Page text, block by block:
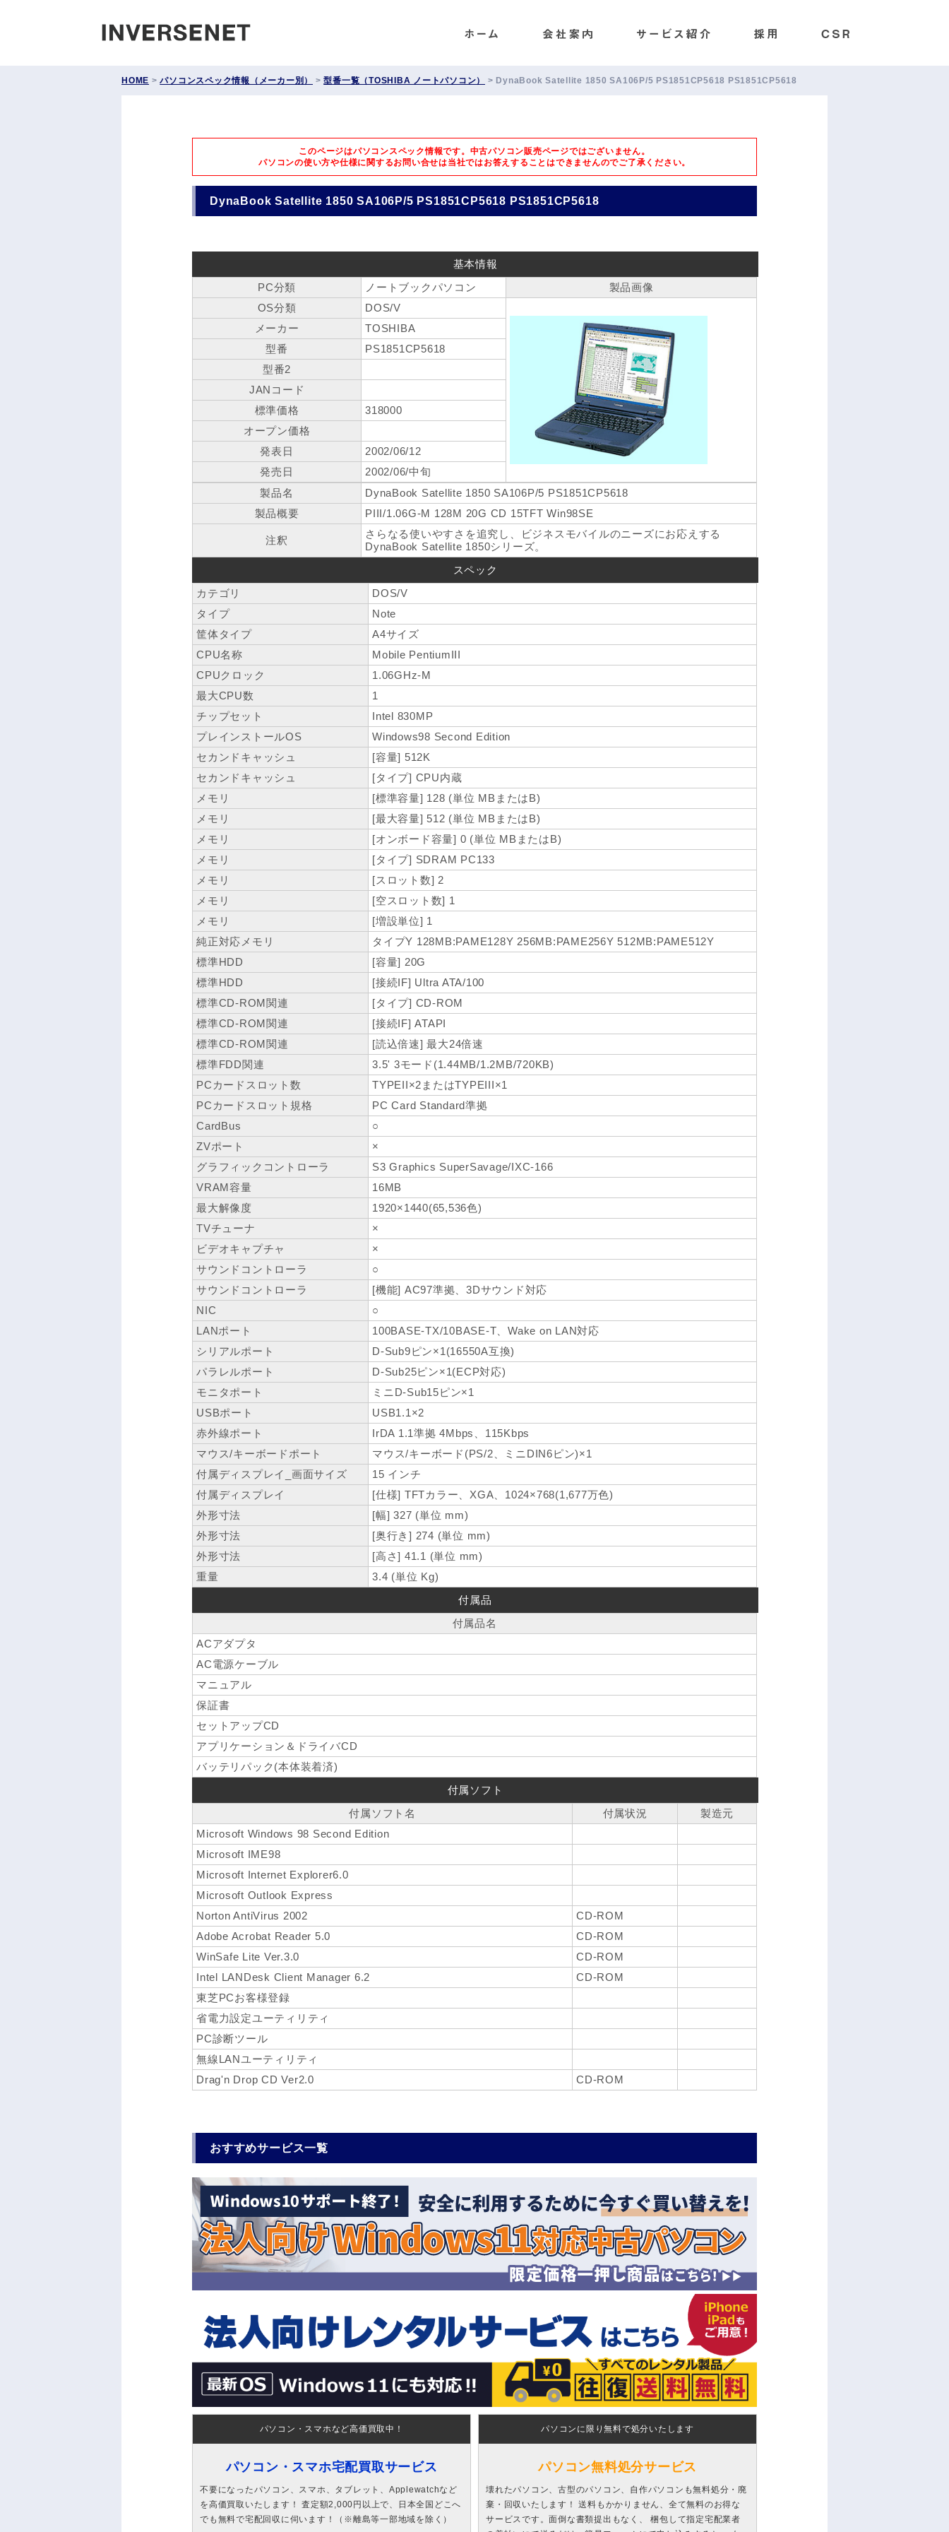
HOME >パソコンスペック情報（メーカー別） >型番一覧（TOSHIBA ノートパソコン） > DynaBook Satellite 1850 SA106P/5 PS1851CP5618 PS1851CP5618
このページはパソコンスペック情報です。中古パソコン販売ページではございません。
パソコンの使い方や仕様に関するお問い合せは当社ではお答えすることはできませんのでご了承ください。
DynaBook Satellite 1850 SA106P/5 PS1851CP5618 PS1851CP5618
基本情報
PC分類
ノートブックパソコン
製品画像
OS分類
DOS/V
メーカー
TOSHIBA
型番
PS1851CP5618
型番2
JANコード
標準価格
318000
オープン価格
発表日
2002/06/12
発売日
2002/06/中旬
製品名
DynaBook Satellite 1850 SA106P/5 PS1851CP5618
製品概要
PIII/1.06G-M 128M 20G CD 15TFT Win98SE
注釈
さらなる使いやすさを追究し、ビジネスモバイルのニーズにお応えする
DynaBook Satellite 1850シリーズ。
スペック
カテゴリ
DOS/V
タイプ
Note
筐体タイプ
A4サイズ
CPU名称
Mobile PentiumIII
CPUクロック
1.06GHz-M
最大CPU数
1
チップセット
Intel 830MP
プレインストールOS
Windows98 Second Edition
セカンドキャッシュ
[容量] 512K
セカンドキャッシュ
[タイプ] CPU内蔵
メモリ
[標準容量] 128 (単位 MBまたはB)
メモリ
[最大容量] 512 (単位 MBまたはB)
メモリ
[オンボード容量] 0 (単位 MBまたはB)
メモリ
[タイプ] SDRAM PC133
メモリ
[スロット数] 2
メモリ
[空スロット数] 1
メモリ
[増設単位] 1
純正対応メモリ
タイプY 128MB:PAME128Y 256MB:PAME256Y 512MB:PAME512Y
標準HDD
[容量] 20G
標準HDD
[接続IF] Ultra ATA/100
標準CD-ROM関連
[タイプ] CD-ROM
標準CD-ROM関連
[接続IF] ATAPI
標準CD-ROM関連
[読込倍速] 最大24倍速
標準FDD関連
3.5' 3モード(1.44MB/1.2MB/720KB)
PCカードスロット数
TYPEII×2またはTYPEIII×1
PCカードスロット規格
PC Card Standard準拠
CardBus
○
ZVポート
×
グラフィックコントローラ
S3 Graphics SuperSavage/IXC-166
VRAM容量
16MB
最大解像度
1920×1440(65,536色)
TVチューナ
×
ビデオキャプチャ
×
サウンドコントローラ
○
サウンドコントローラ
[機能] AC97準拠、3Dサウンド対応
NIC
○
LANポート
100BASE-TX/10BASE-T、Wake on LAN対応
シリアルポート
D-Sub9ピン×1(16550A互換)
パラレルポート
D-Sub25ピン×1(ECP対応)
モニタポート
ミニD-Sub15ピン×1
USBポート
USB1.1×2
赤外線ポート
IrDA 1.1準拠 4Mbps、115Kbps
マウス/キーボードポート
マウス/キーボード(PS/2、ミニDIN6ピン)×1
付属ディスプレイ_画面サイズ
15 インチ
付属ディスプレイ
[仕様] TFTカラー、XGA、1024×768(1,677万色)
外形寸法
[幅] 327 (単位 mm)
外形寸法
[奥行き] 274 (単位 mm)
外形寸法
[高さ] 41.1 (単位 mm)
重量
3.4 (単位 Kg)
付属品
付属品名
ACアダプタ
AC電源ケーブル
マニュアル
保証書
セットアップCD
アプリケーション＆ドライバCD
バッテリパック(本体装着済)
付属ソフト
付属ソフト名
付属状況
製造元
Microsoft Windows 98 Second Edition
Microsoft IME98
Microsoft Internet Explorer6.0
Microsoft Outlook Express
Norton AntiVirus 2002
CD-ROM
Adobe Acrobat Reader 5.0
CD-ROM
WinSafe Lite Ver.3.0
CD-ROM
Intel LANDesk Client Manager 6.2
CD-ROM
東芝PCお客様登録
省電力設定ユーティリティ
PC診断ツール
無線LANユーティリティ
Drag'n Drop CD Ver2.0
CD-ROM
おすすめサービス一覧
パソコン・スマホなど高価買取中！
パソコン・スマホ宅配買取サービス
不要になったパソコン、スマホ、タブレット、Applewatchなど
を高価買取いたします！ 査定額2,000円以上で、日本全国どこへ
でも無料で宅配回収に伺います！（※離島等一部地域を除く）
パソコンに限り無料で処分いたします
パソコン無料処分サービス
壊れたパソコン、古型のパソコン、自作パソコンも無料処分・廃
棄・回収いたします！ 送料もかかりません、全て無料のお得な
サービスです。面倒な書類提出もなく、 梱包して指定宅配業者